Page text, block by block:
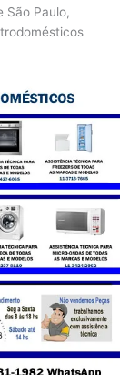
São Paulo,